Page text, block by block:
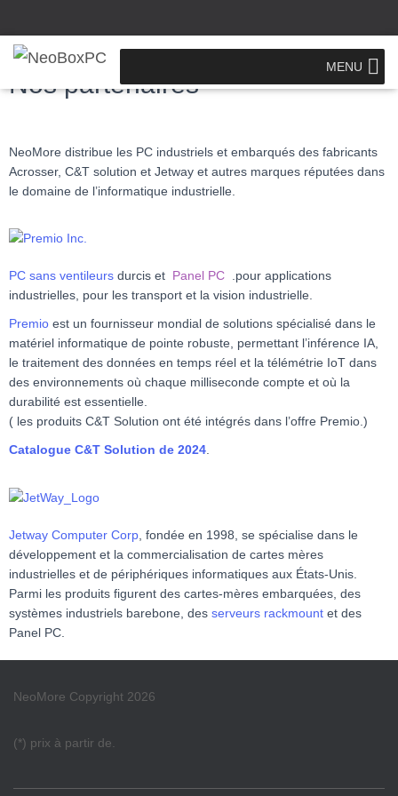
MENU
Nos partenaires
NeoMore distribue les PC industriels et embarqués des fabricants
Acrosser, C&T solution et Jetway et autres marques réputées dans
le domaine de l’informatique industrielle.
PC sans ventileurs durcis et Panel PC .pour applications
industrielles, pour les transport et la vision industrielle.
Premio est un fournisseur mondial de solutions spécialisé dans le
matériel informatique de pointe robuste, permettant l’inférence IA,
le traitement des données en temps réel et la télémétrie IoT dans
des environnements où chaque milliseconde compte et où la
durabilité est essentielle.
( les produits C&T Solution ont été intégrés dans l’offre Premio.)
Catalogue C&T Solution de 2024.
Jetway Computer Corp , fondée en 1998, se spécialise dans le
développement et la commercialisation de cartes mères
industrielles et de périphériques informatiques aux États-Unis.
Parmi les produits figurent des cartes-mères embarquées, des
systèmes industriels barebone, des serveurs rackmount et des
Panel PC.
NeoMore Copyright 2026
(*) prix à partir de.